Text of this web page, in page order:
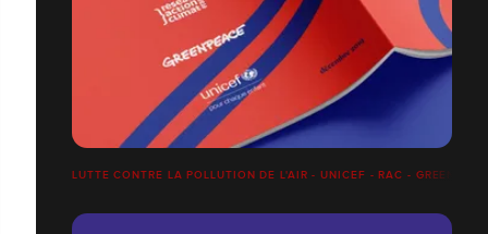
LUTTE CONTRE LA POLLUTION DE L'AIR - UNICEF - RAC -